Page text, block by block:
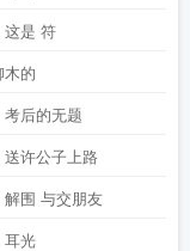
第四十八章 这是 符
木的
后的无题
送许公子上路
第五十六章 解围 与交朋友
耳光